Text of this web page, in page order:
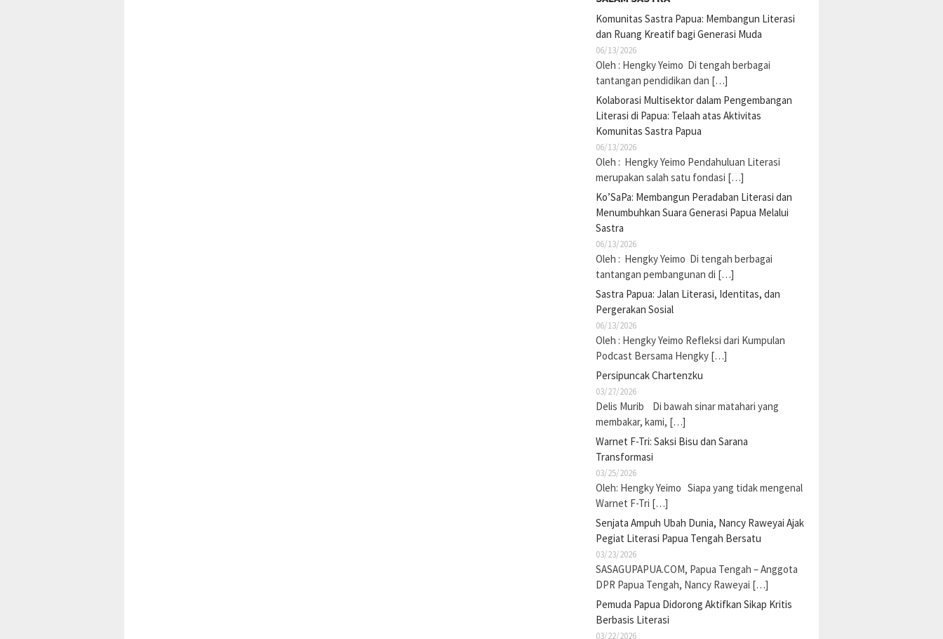
Komunitas Sastra Papua: Membangun Literasi
dan Ruang Kreatif bagi Generasi Muda
06/13/2026
Oleh : Hengky Yeimo Di tengah berbagai
tantangan pendidikan dan […]
Kolaborasi Multisektor dalam Pengembangan
Literasi di Papua: Telaah atas Aktivitas
Komunitas Sastra Papua
06/13/2026
Oleh : Hengky Yeimo Pendahuluan Literasi
merupakan salah satu fondasi […]
Ko’SaPa: Membangun Peradaban Literasi dan
Menumbuhkan Suara Generasi Papua Melalui
Sastra
06/13/2026
Oleh : Hengky Yeimo Di tengah berbagai
tantangan pembangunan di […]
Sastra Papua: Jalan Literasi, Identitas, dan
Pergerakan Sosial
06/13/2026
Oleh : Hengky Yeimo Refleksi dari Kumpulan
Podcast Bersama Hengky […]
Persipuncak Chartenzku
03/27/2026
Delis Murib Di bawah sinar matahari yang
membakar, kami, […]
Warnet F-Tri: Saksi Bisu dan Sarana
Transformasi
03/25/2026
Oleh: Hengky Yeimo Siapa yang tidak mengenal
Warnet F-Tri […]
Senjata Ampuh Ubah Dunia, Nancy Raweyai Ajak
Pegiat Literasi Papua Tengah Bersatu
03/23/2026
SASAGUPAPUA.COM, Papua Tengah – Anggota
DPR Papua Tengah, Nancy Raweyai […]
Pemuda Papua Didorong Aktifkan Sikap Kritis
Berbasis Literasi
03/22/2026